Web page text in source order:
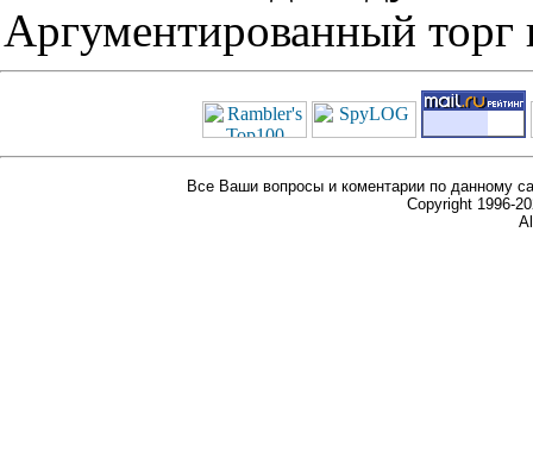
Аргументированный торг
Все Ваши вопросы и коментарии по данному
Copyright 1996-